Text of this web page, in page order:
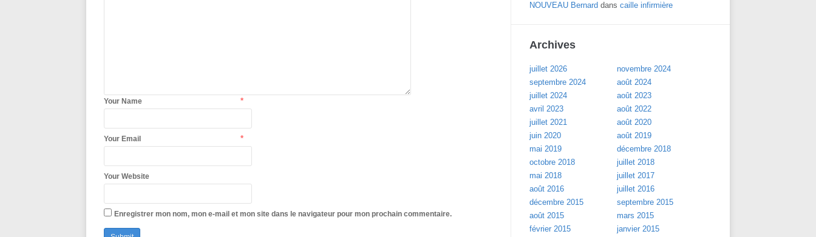
Your Name *
Your Email *
Your Website
Enregistrer mon nom, mon e-mail et mon site dans le navigateur pour mon prochain commentaire.
NOUVEAU Bernard dans caille infirmière
Archives
juillet 2026
novembre 2024
septembre 2024
août 2024
juillet 2024
août 2023
avril 2023
août 2022
juillet 2021
août 2020
juin 2020
août 2019
mai 2019
décembre 2018
octobre 2018
juillet 2018
mai 2018
juillet 2017
août 2016
juillet 2016
décembre 2015
septembre 2015
août 2015
mars 2015
février 2015
janvier 2015